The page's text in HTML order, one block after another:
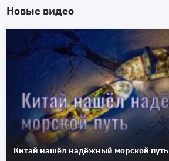
Новые видео
Китай нашёл надёжный морской путь